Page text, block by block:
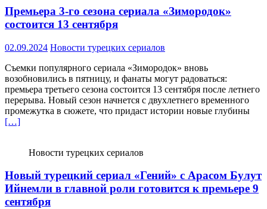
Премьера 3-го сезона сериала «Зимородок»
состоится 13 сентября
02.09.2024 Новости турецких сериалов
Съемки популярного сериала «Зимородок» вновь
возобновились в пятницу, и фанаты могут радоваться:
премьера третьего сезона состоится 13 сентября после летнего
перерыва. Новый сезон начнется с двухлетнего временного
промежутка в сюжете, что придаст истории новые глубины
[…]
Новости турецких сериалов
Новый турецкий сериал «Гений» с Арасом Булут
Ийнемли в главной роли готовится к премьере 9
сентября